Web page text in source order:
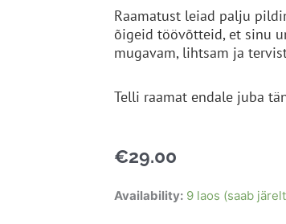
Raamatust leiad palju
õigeid töövõtteid, et sinu
mugavam, lihtsam ja
Telli raamat endale juba
€29.00
Availability: 9 laos (saab
Raamat